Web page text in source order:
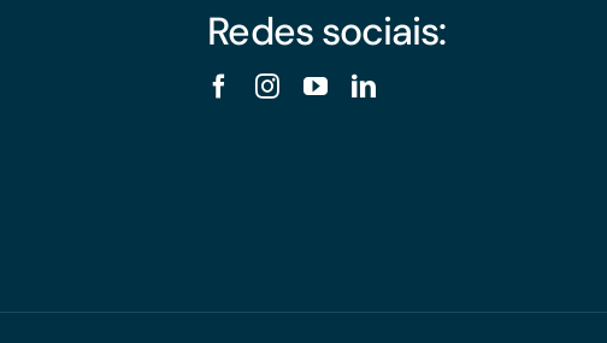
Redes sociais: